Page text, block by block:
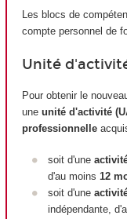
Les blocs de
compte personnel de
Unité
Pour obtenir le
une unité d'activité
professionnelle
soit d'une
d'au moins 12
soit d'une
indépendante,